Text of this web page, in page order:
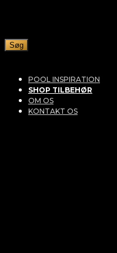
Søg
POOL INSPIRATION
SHOP TILBEHØR
OM OS
KONTAKT OS